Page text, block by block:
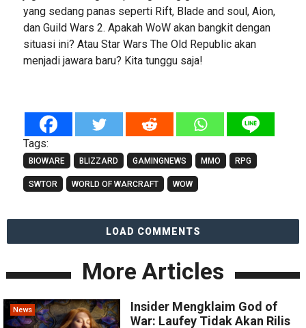
yang sedang panas seperti Rift, Blade and soul, Aion,
dan Guild Wars 2. Apakah WoW akan bangkit dengan
situasi ini? Atau Star Wars The Old Republic akan
menjadi jawara baru? Kita tunggu saja!
Tags:
BIOWARE BLIZZARD GAMINGNEWS MMO RPG
SWTOR WORLD OF WARCRAFT WOW
LOAD COMMENTS
More Articles
News
Insider Mengklaim God of
War: Laufey Tidak Akan Rilis